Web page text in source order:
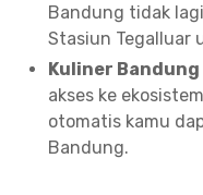
Bandung tidak
Stasiun Tegalluar
Kuliner
akses ke
otomatis kamu
Bandung.